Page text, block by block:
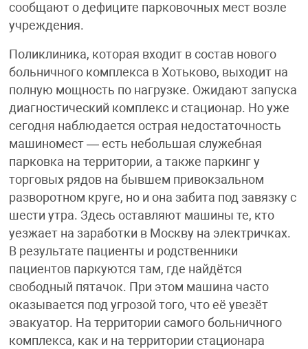
сообщают о дефиците парковочных мест возле
учреждения.
Поликлиника, которая входит в состав нового
больничного комплекса в Хотьково, выходит на
полную мощность по нагрузке. Ожидают запуска
диагностический комплекс и стационар. Но уже
сегодня наблюдается острая недостаточность
машиномест — есть небольшая служебная
парковка на территории, а также паркинг у
торговых рядов на бывшем привокзальном
разворотном круге, но и она забита под завязку с
шести утра. Здесь оставляют машины те, кто
уезжает на заработки в Москву на электричках.
В результате пациенты и родственники
пациентов паркуются там, где найдётся
свободный пятачок. При этом машина часто
оказывается под угрозой того, что её увезёт
эвакуатор. На территории самого больничного
комплекса, как и на территории стационара